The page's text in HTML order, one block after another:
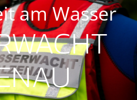
am Wasser